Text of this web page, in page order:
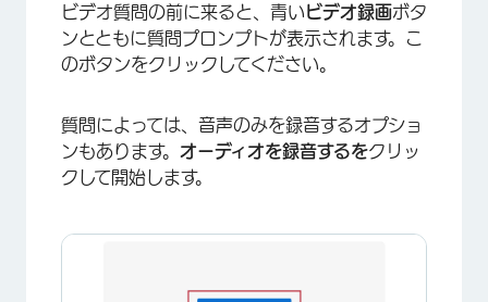
ビデオ質問の前に来ると、青いビデオ録画ボタ
ンとともに質問プロンプトが表示されます。こ
のボタンをクリックしてください。
質問によっては、音声のみを録音するオプショ
ンもあります。 オーディオを録音するをクリッ
クして開始します。